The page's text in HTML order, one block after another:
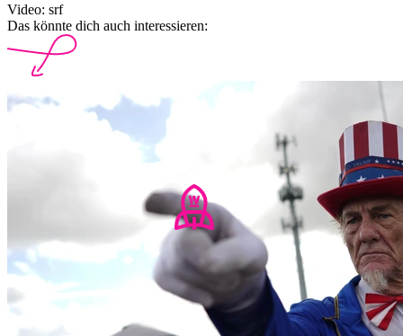
Video: srf
Das könnte dich auch interessieren: